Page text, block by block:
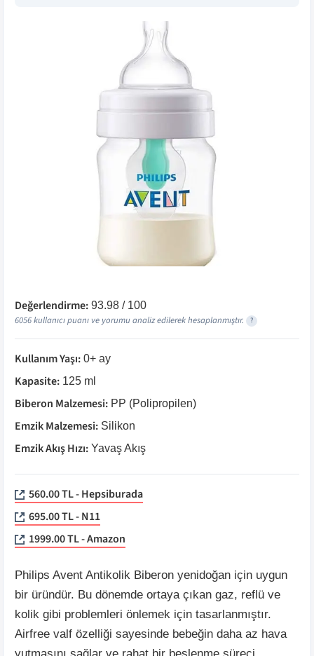
Değerlendirme: 93.98 / 100
6056kullanıcı puanı ve yorumu analiz edilerek hesaplanmıştır. ?
Kullanım Yaşı: 0+ ay
Kapasite: 125 ml
Biberon Malzemesi: PP (Polipropilen)
Emzik Malzemesi: Silikon
Emzik Akış Hızı: Yavaş Akış
560.00 TL - Hepsiburada
695.00 TL - N11
1999.00 TL - Amazon
Philips Avent Antikolik Biberon yenidoğan için uygun
bir üründür. Bu dönemde ortaya çıkan gaz, reflü ve
kolik gibi problemleri önlemek için tasarlanmıştır.
Airfree valf özelliği sayesinde bebeğin daha az hava